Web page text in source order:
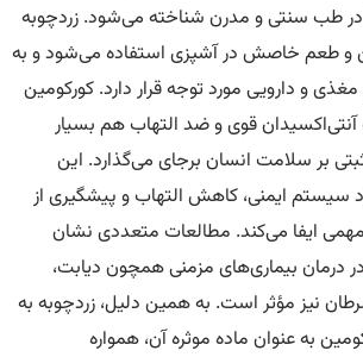
در طب سنتی و مدرن شناخته می‌شود. زردچوبه
و طعم خاصش در آشپزی استفاده می‌شود و به
و دارویی مورد توجه قرار دارد. کورکومین
قوی و ضد التهاب هم بسیار
بر سلامت انسان برجای می‌گذارد. این
سیستم ایمنی، کاهش التهاب و پیشگیری از
ایفا می‌کند. مطالعات متعددی نشان
در درمان بیماری‌های مزمنی همچون دیابت،
نیز مؤثر است. به همین دلیل، زردچوبه به
به عنوان ماده موثره آن، همواره